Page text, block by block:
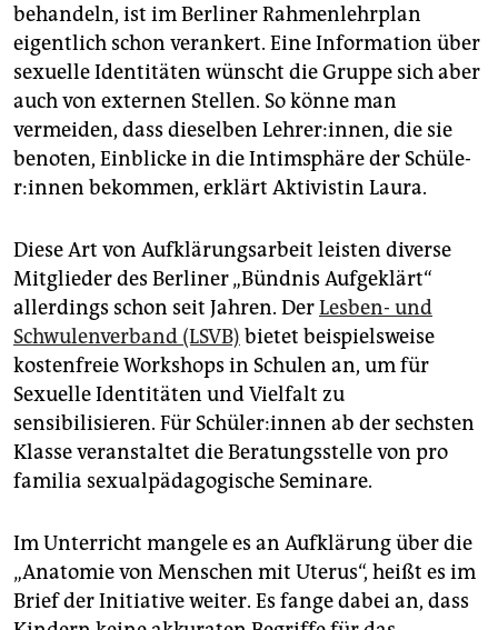
behandeln, ist im Berliner Rahmenlehrplan
eigentlich schon verankert. Eine Information über
sexuelle Identitäten wünscht die Gruppe sich aber
auch von externen Stellen. So könne man
vermeiden, dass dieselben Lehrer:innen, die sie
benoten, Einblicke in die Intimsphäre der Schü­le­
r:in­nen bekommen, erklärt Aktivistin Laura.
Diese Art von Aufklärungsarbeit leisten diverse
Mitglieder des Berliner „Bündnis Aufgeklärt“
allerdings schon seit Jahren. DerLesben- und
Schwulen­verband (LSVB) bietet beispielsweise
kostenfreie Workshops in Schulen an, um für
Sexuelle Identitäten und Vielfalt zu
sensibilisieren. Für Schü­le­r:in­nen ab der sechsten
Klasse veranstaltet die Beratungsstelle von pro
familia sexualpädagogische Seminare.
Im Unterricht mangele es an Aufklärung über die
„Anatomie von Menschen mit Uterus“, heißt es im
Brief der Initiative weiter. Es fange dabei an, dass